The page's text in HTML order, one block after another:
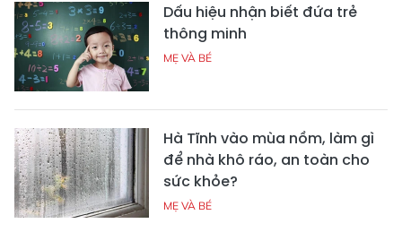
Dấu hiệu nhận biết đứa trẻ
thông minh
MẸ VÀ BÉ
Hà Tĩnh vào mùa nồm, làm gì
để nhà khô ráo, an toàn cho
sức khỏe?
MẸ VÀ BÉ